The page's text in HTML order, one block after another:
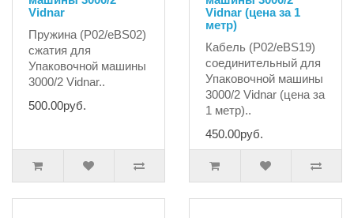
Vidnar
Пружина (P02/eBS02)
сжатия для
Упаковочной машины
3000/2 Vidnar..
500.00руб.
Vidnar (цена за 1
метр)
Кабель (P02/eBS19)
соединительный для
Упаковочной машины
3000/2 Vidnar (цена за
1 метр)..
450.00руб.